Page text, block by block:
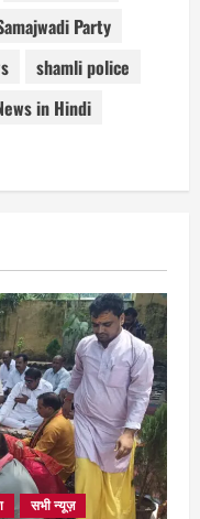
Party
shamli police
in Hindi
सभी न्यूज़